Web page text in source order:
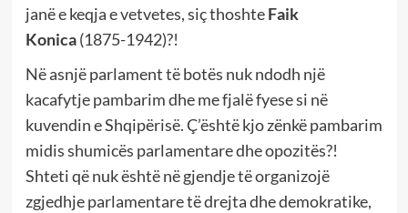
janë e keqja e vetvetes, siç thoshteFaik
Konica(1875-1942)?!
Në asnjë parlament të botës nuk ndodh një
kacafytje pambarim dhe me fjalë fyese si në
kuvendin e Shqipërisë. Ç’është kjo zënkë pambarim
midis shumicës parlamentare dhe opozitës?!
Shteti që nuk është në gjendje të organizojë
zgjedhje parlamentare të drejta dhe demokratike,